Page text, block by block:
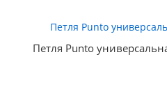
Петля Punto